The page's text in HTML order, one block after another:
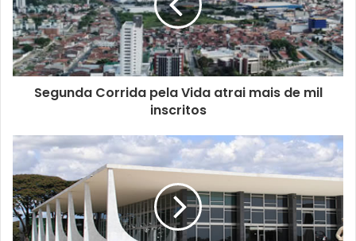
n
d
e
r
e
e
m
a
i
l
Segunda Corrida pela Vida atrai mais de mil
inscritos